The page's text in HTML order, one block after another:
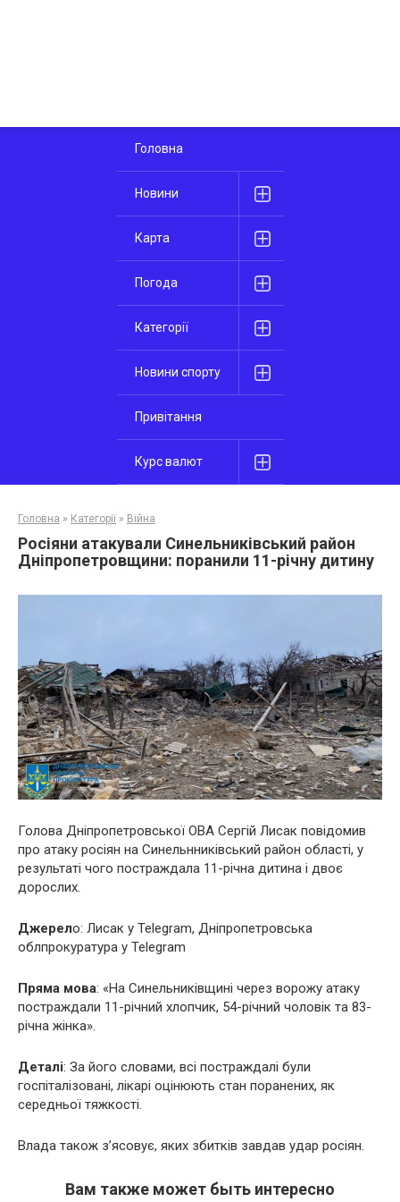
Головна
Новини
Карта
Погода
Категорії
Новини спорту
Привітання
Курс валют
Головна » Категорії » Війна
Росіяни атакували Синельниківський район
Дніпропетровщини: поранили 11-річну дитину
Голова Дніпропетровської ОВА Сергій Лисак повідомив
про атаку росіян на Синельнниківський район області, у
результаті чого постраждала 11-річна дитина і двоє
дорослих.
Джерело: Лисак у Telegram, Дніпропетровська
облпрокуратура у Telegram
Пряма мова: «На Синельниківщині через ворожу атаку
постраждали 11-річний хлопчик, 54-річний чоловік та 83-
річна жінка».
Деталі: За його словами, всі постраждалі були
госпіталізовані, лікарі оцінюють стан поранених, як
середньої тяжкості.
Влада також з’ясовує, яких збитків завдав удар росіян.
Вам также может быть интересно